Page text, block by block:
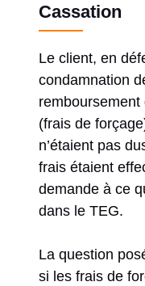
Cassation
Le client, en
condamnation
remboursement
(frais de
n’étaient pas
frais étaient
demande à ce
dans le TEG.
La question
si les frais de